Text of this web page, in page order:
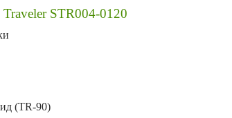
STR004-0120
(TR-90)